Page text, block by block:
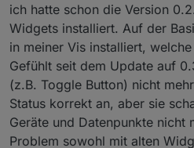
ich hatte schon die Version
Widgets installiert. Auf der
in meiner Vis installiert,
Gefühlt seit dem Update auf
(z.B. Toggle Button) nicht
Status korrekt an, aber sie
Geräte und Datenpunkte nicht
Problem sowohl mit alten